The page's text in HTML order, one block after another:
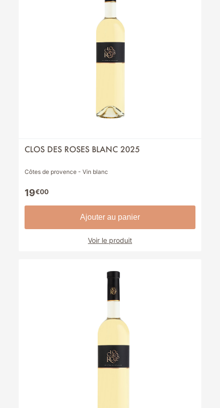
CLOS DES ROSES BLANC 2025
Côtes de provence - Vin blanc
19€00
Ajouter au panier
Voir le produit